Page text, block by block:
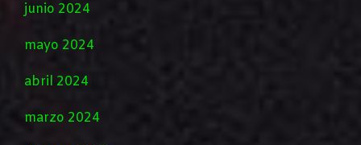
junio 2024
mayo 2024
abril 2024
marzo 2024